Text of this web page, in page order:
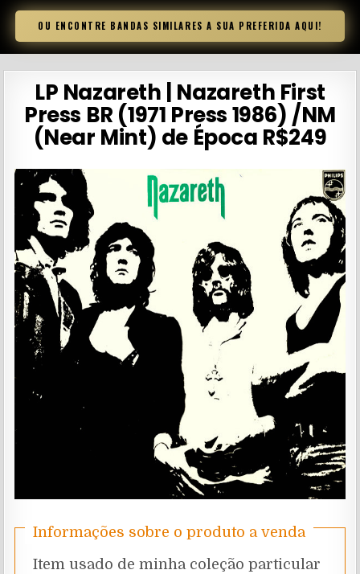
OU ENCONTRE BANDAS SIMILARES A SUA PREFERIDA AQUI!
LP Nazareth | Nazareth First
Press BR (1971 Press 1986) /NM
(Near Mint) de Época R$249
Informações sobre o produto a venda
Item usado de minha coleção particular